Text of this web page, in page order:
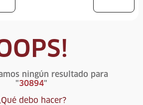
ningún resultado para
"30894"
debo hacer?